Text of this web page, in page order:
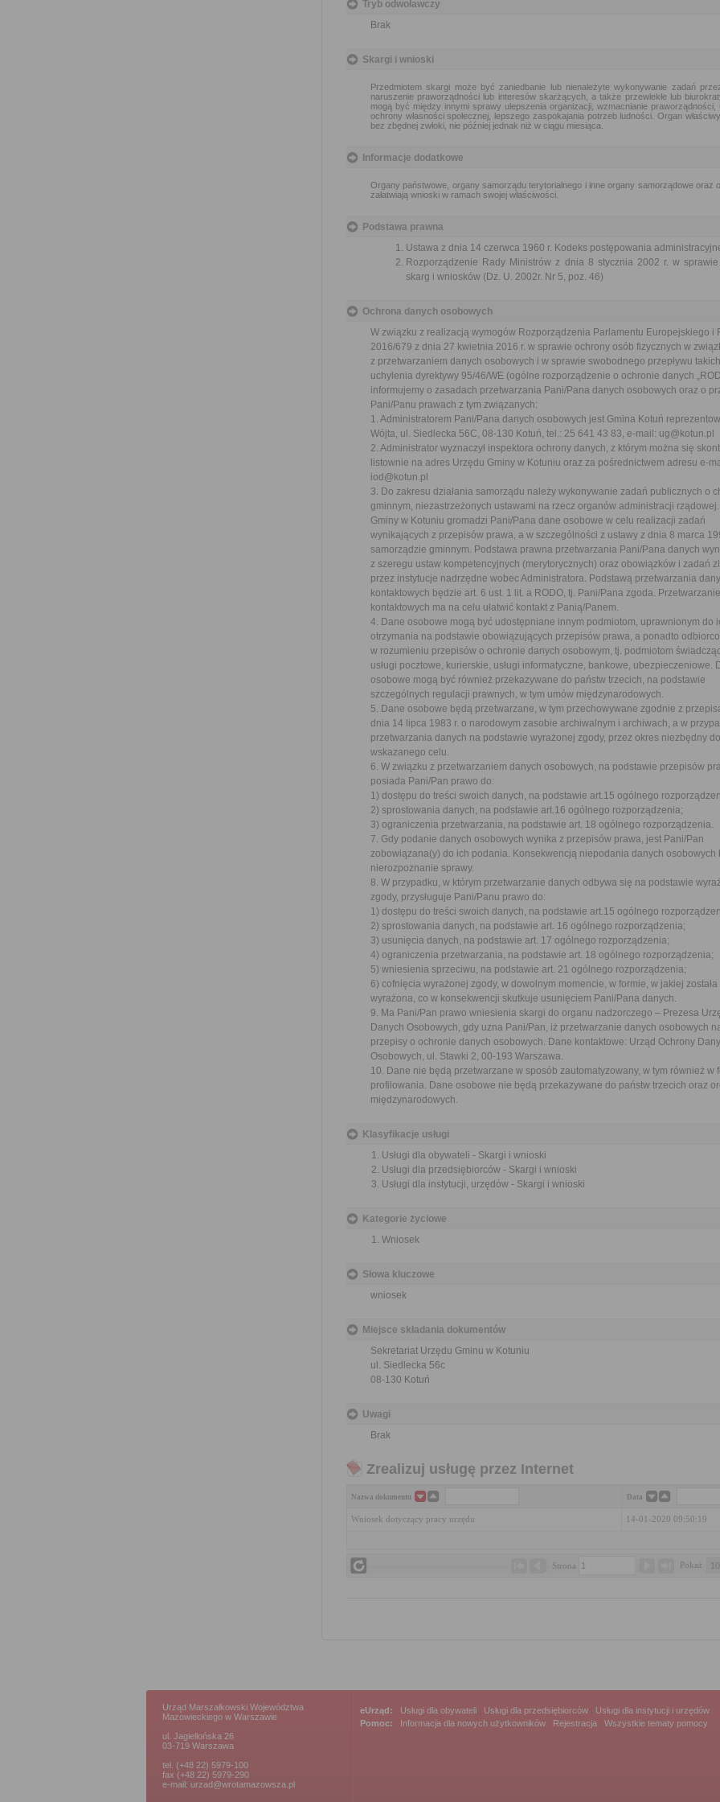
Tryb odwoławczy
Brak
Skargi i wnioski
Przedmiotem skargi może być zaniedbanie lub nienależyte wykonywanie zadań
naruszenie praworządności lub interesów skarżących, a także przewlekłe lub
mogą być między innymi sprawy ulepszenia organizacji, wzmacnianie
ochrony własności społecznej, lepszego zaspokajania potrzeb ludności. Organ
bez zbędnej zwłoki, nie później jednak niż w ciągu miesiąca.
Informacje dodatkowe
Organy państwowe, organy samorządu terytorialnego i inne organy samorządowe oraz
załatwiają wnioski w ramach swojej właściwości.
Podstawa prawna
Ustawa z dnia 14 czerwca 1960 r. Kodeks postępowania
Rozporządzenie Rady Ministrów z dnia 8 stycznia 2002 r. w
skarg i wniosków (Dz. U. 2002r. Nr 5, poz. 46)
Ochrona danych osobowych
W związku z realizacją wymogów Rozporządzenia Parlamentu Europejskiego i
2016/679 z dnia 27 kwietnia 2016 r. w sprawie ochrony osób fizycznych w
z przetwarzaniem danych osobowych i w sprawie swobodnego przepływu
uchylenia dyrektywy 95/46/WE (ogólne rozporządzenie o ochronie danych
informujemy o zasadach przetwarzania Pani/Pana danych osobowych oraz o
Pani/Panu prawach z tym związanych:
1. Administratorem Pani/Pana danych osobowych jest Gmina Kotuń
Wójta, ul. Siedlecka 56C, 08-130 Kotuń, tel.: 25 641 43 83, e-mail: ug@kotun.pl
2. Administrator wyznaczył inspektora ochrony danych, z którym można się
listownie na adres Urzędu Gminy w Kotuniu oraz za pośrednictwem adresu e-
iod@kotun.pl
3. Do zakresu działania samorządu należy wykonywanie zadań publicznych o
gminnym, niezastrzeżonych ustawami na rzecz organów administracji rządowej.
Gminy w Kotuniu gromadzi Pani/Pana dane osobowe w celu realizacji zadań
wynikających z przepisów prawa, a w szczególności z ustawy z dnia 8 marca
samorządzie gminnym. Podstawa prawna przetwarzania Pani/Pana danych
z szeregu ustaw kompetencyjnych (merytorycznych) oraz obowiązków i zadań
przez instytucje nadrzędne wobec Administratora. Podstawą przetwarzania
kontaktowych będzie art. 6 ust. 1 lit. a RODO, tj. Pani/Pana zgoda.
kontaktowych ma na celu ułatwić kontakt z Panią/Panem.
4. Dane osobowe mogą być udostępniane innym podmiotom, uprawnionym do
otrzymania na podstawie obowiązujących przepisów prawa, a ponadto
w rozumieniu przepisów o ochronie danych osobowym, tj. podmiotom
usługi pocztowe, kurierskie, usługi informatyczne, bankowe, ubezpieczeniowe.
osobowe mogą być również przekazywane do państw trzecich, na podstawie
szczególnych regulacji prawnych, w tym umów międzynarodowych.
5. Dane osobowe będą przetwarzane, w tym przechowywane zgodnie z
dnia 14 lipca 1983 r. o narodowym zasobie archiwalnym i archiwach, a w
przetwarzania danych na podstawie wyrażonej zgody, przez okres niezbędny
wskazanego celu.
6. W związku z przetwarzaniem danych osobowych, na podstawie przepisów
posiada Pani/Pan prawo do:
1) dostępu do treści swoich danych, na podstawie art.15 ogólnego
2) sprostowania danych, na podstawie art.16 ogólnego rozporządzenia;
3) ograniczenia przetwarzania, na podstawie art. 18 ogólnego rozporządzenia.
7. Gdy podanie danych osobowych wynika z przepisów prawa, jest Pani/Pan
zobowiązana(y) do ich podania. Konsekwencją niepodania danych osobowych
nierozpoznanie sprawy.
8. W przypadku, w którym przetwarzanie danych odbywa się na podstawie
zgody, przysługuje Pani/Panu prawo do:
1) dostępu do treści swoich danych, na podstawie art.15 ogólnego
2) sprostowania danych, na podstawie art. 16 ogólnego rozporządzenia;
3) usunięcia danych, na podstawie art. 17 ogólnego rozporządzenia;
4) ograniczenia przetwarzania, na podstawie art. 18 ogólnego rozporządzenia;
5) wniesienia sprzeciwu, na podstawie art. 21 ogólnego rozporządzenia;
6) cofnięcia wyrażonej zgody, w dowolnym momencie, w formie, w jakiej została
wyrażona, co w konsekwencji skutkuje usunięciem Pani/Pana danych.
9. Ma Pani/Pan prawo wniesienia skargi do organu nadzorczego – Prezesa
Danych Osobowych, gdy uzna Pani/Pan, iż przetwarzanie danych osobowych
przepisy o ochronie danych osobowych. Dane kontaktowe: Urząd Ochrony
Osobowych, ul. Stawki 2, 00-193 Warszawa.
10. Dane nie będą przetwarzane w sposób zautomatyzowany, w tym również w
profilowania. Dane osobowe nie będą przekazywane do państw trzecich oraz
międzynarodowych.
Klasyfikacje usługi
Usługi dla obywateli - Skargi i wnioski
Usługi dla przedsiębiorców - Skargi i wnioski
Usługi dla instytucji, urzędów - Skargi i wnioski
Kategorie życiowe
Wniosek
Słowa kluczowe
wniosek
Miejsce składania dokumentów
Sekretariat Urzędu Gminu w Kotuniu
ul. Siedlecka 56c
08-130 Kotuń
Uwagi
Brak
Zrealizuj usługę przez Internet
Nazwa dokumentu Data
Wniosek dotyczący pracy urzędu 14-01-2020 09:50:19
Strona Pokaż
Urząd Marszałkowski Województwa
Mazowieckiego w Warszawie
ul. Jagiellońska 26
03-719 Warszawa
tel. (+48 22) 5979-100
fax (+48 22) 5979-290
e-mail: urzad@wrotamazowsza.pl
eUrząd: Usługi dla obywateli Usługi dla przedsiębiorców
Usługi dla instytucji i urzędów
Pomoc:
Informacja dla nowych użytkowników Rejestracja |Wszystkie tematy pomocy